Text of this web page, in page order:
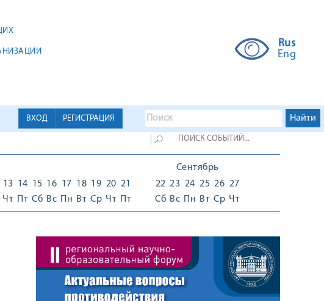
Rus
Eng
ВХОД РЕГИСТРАЦИЯ
13
Чт
14
Пт
15
Сб
16
Вс
17
Пн
18
Вт
19
Ср
20
Чт
21
Пт
Сентябрь
22
Сб
23
Вс
24
Пн
25
Вт
26
Ср
27
Чт